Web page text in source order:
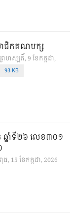
ជិកគណបក្ស
ព្រហស្បតិ៍, 9 ខែ​កក្កដា,
93 KB
ឆ្នាំទី២៦ លេខ៣០១
ពុធ, 15 ខែ​កក្កដា, 2026